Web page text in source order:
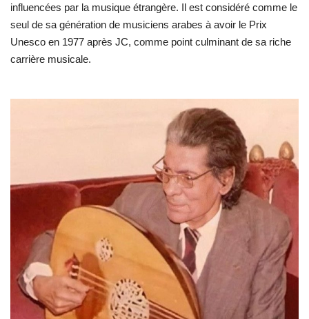
influencées par la musique étrangère. Il est considéré comme le
seul de sa génération de musiciens arabes à avoir le Prix
Unesco en 1977 après JC, comme point culminant de sa riche
carrière musicale.